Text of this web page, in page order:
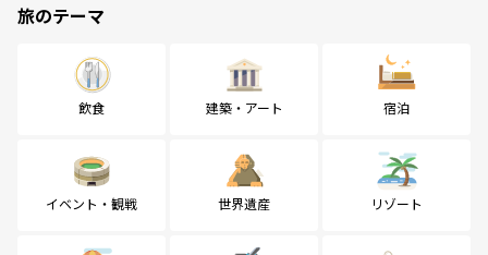
旅のテーマ
飲食 建築・アート 宿泊
イベント・観戦 世界遺産 リゾート